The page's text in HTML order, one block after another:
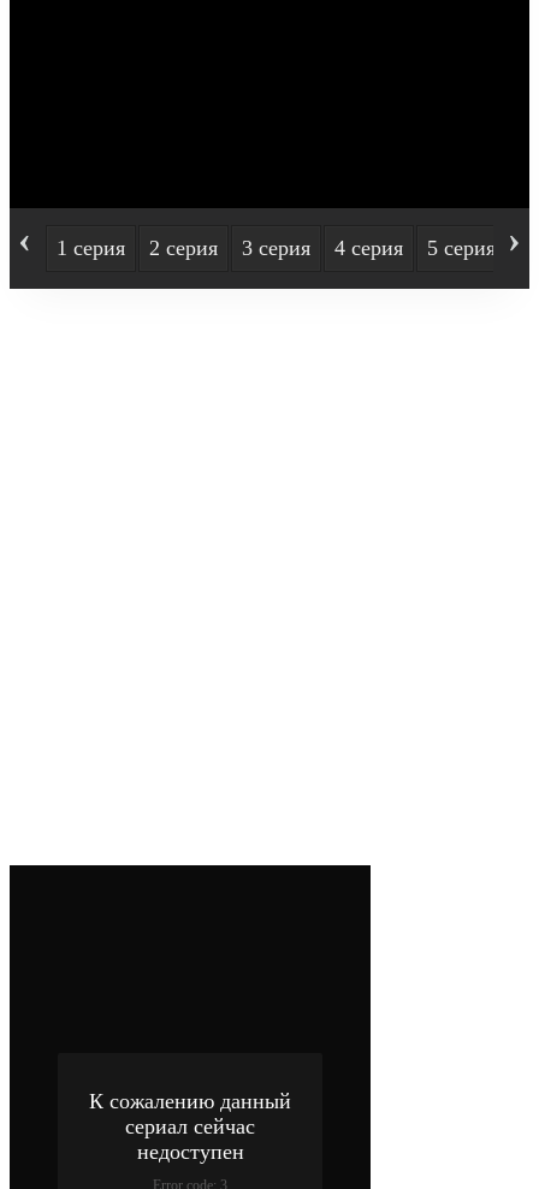
‹ 1 серия 2 серия 3 серия 4 серия 5 серия ›